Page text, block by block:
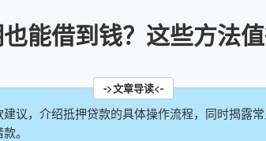
能借到钱？这些方法
议，介绍抵押贷款的具体操作流程，同时揭露
。